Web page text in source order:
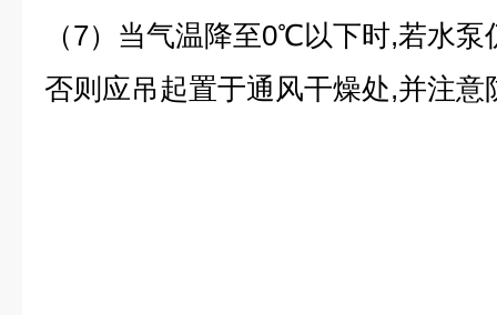
（7）当气温降至0℃以下时,若水
否则应吊起置于通风干燥处,并注意